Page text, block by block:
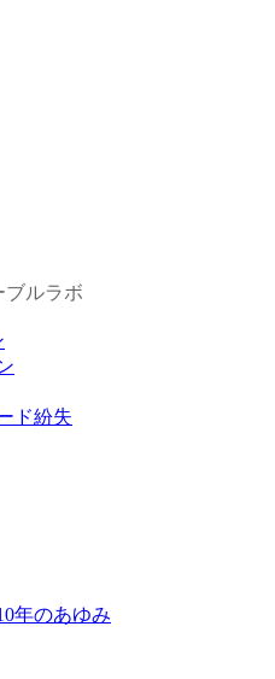
ブルラボ
ド紛失
年のあゆみ